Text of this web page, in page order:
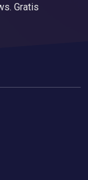
Gratis